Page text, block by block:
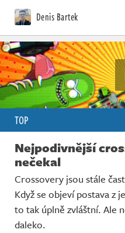
Denis Bartek
TOP
Nejpodivnější
nečekal
Crossovery jsou stále
Když se objeví postava z
to tak úplně zvláštní. Ale
daleko.